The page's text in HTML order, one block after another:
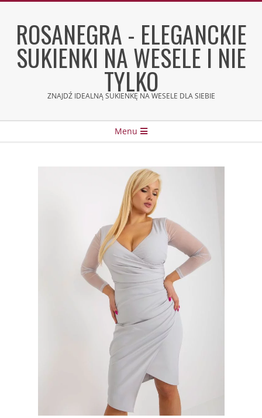
contentROSANEGRA - ELEGANCKIE
SUKIENKI NA WESELE I NIE
TYLKO
ZNAJDŹ IDEALNĄ SUKIENKĘ NA WESELE DLA SIEBIE
Menu